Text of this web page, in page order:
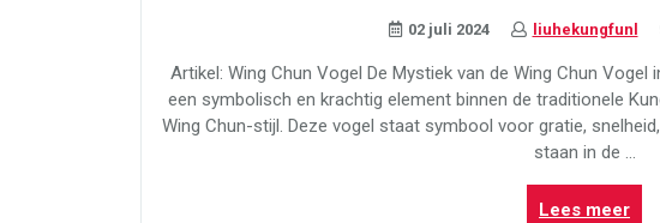
02 juli 2024 liuhekungfunl
Artikel: Wing Chun Vogel De Mystiek van de Wing Chun Vogel
een symbolisch en krachtig element binnen de traditionele
Wing Chun-stijl. Deze vogel staat symbool voor gratie,
staan in de …
Lees meer“De